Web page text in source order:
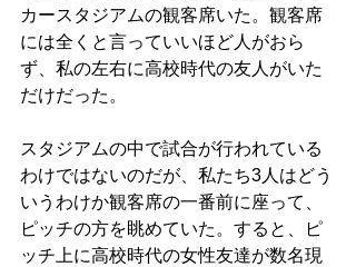
カースタジアムの観客席いた。観客席
には全くと言っていいほど人がおら
ず、私の左右に高校時代の友人がいた
だけだった。
スタジアムの中で試合が行われている
わけではないのだが、私たち3人はどう
いうわけか観客席の一番前に座って、
ピッチの方を眺めていた。すると、ピ
ッチ上に高校時代の女性友達が数名現